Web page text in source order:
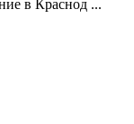
в Краснод ...